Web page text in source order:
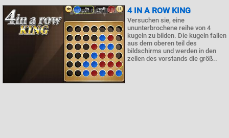
4 IN A ROW KING
Versuchen sie, eine
ununterbrochene reihe von 4
kugeln zu bilden. Die kugeln fallen
aus dem oberen teil des
bildschirms und werden in den
zellen des vorstands die größ..